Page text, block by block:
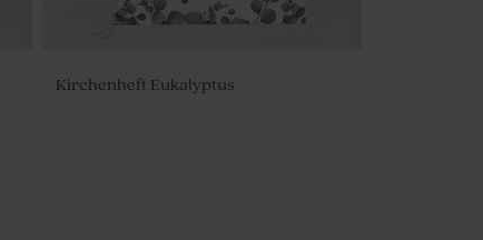
Kirchenheft Eukalyptus